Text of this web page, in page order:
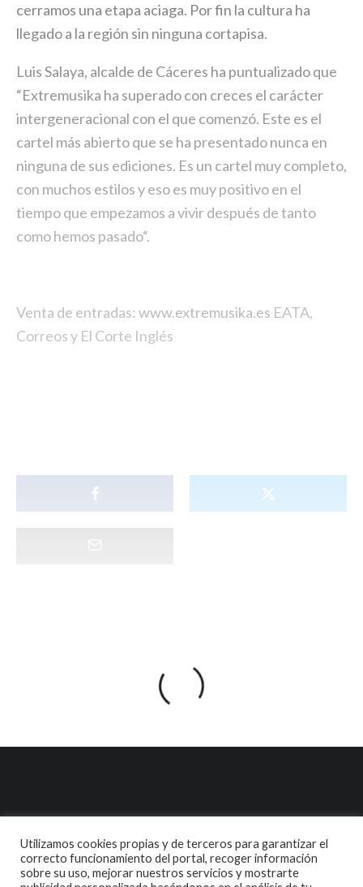
cerramos una etapa aciaga. Por fin la cultura ha
llegado a la región sin ninguna cortapisa.
Luis Salaya, alcalde de Cáceres ha puntualizado que
“Extremusika ha superado con creces el carácter
intergeneracional con el que comenzó. Este es el
cartel más abierto que se ha presentado nunca en
ninguna de sus ediciones. Es un cartel muy completo,
con muchos estilos y eso es muy positivo en el
tiempo que empezamos a vivir después de tanto
como hemos pasado“.
Venta de entradas: www.extremusika.es EATA,
Correos y El Corte Inglés
Utilizamos cookies propias y de terceros para garantizar el
correcto funcionamiento del portal, recoger información
sobre su uso, mejorar nuestros servicios y mostrarte